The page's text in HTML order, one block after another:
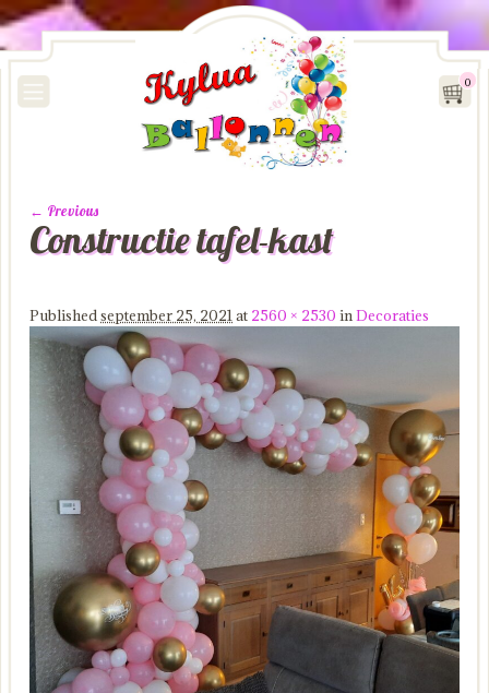
0
Image navigation
← Previous
Constructie tafel-kast
Publishedseptember 25, 2021at 2560 × 2530 inDecoraties